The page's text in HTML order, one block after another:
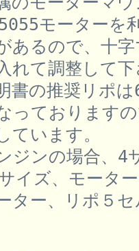
モーターを
あるので、十
れて調整して
書の推奨リポ
っております
ています。
ジンの場合、4
イズ、モータ
ター、リポ５